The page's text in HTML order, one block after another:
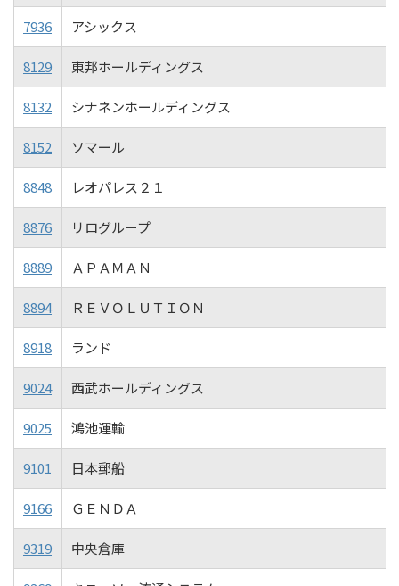
7936 アシックス
8129 東邦ホールディングス
8132 シナネンホールディングス
8152 ソマール
8848 レオパレス２１
8876 リログループ
8889 ＡＰＡＭＡＮ
8894 ＲＥＶＯＬＵＴＩＯＮ
8918 ランド
9024 西武ホールディングス
9025 鴻池運輸
9101 日本郵船
9166 ＧＥＮＤＡ
9319 中央倉庫